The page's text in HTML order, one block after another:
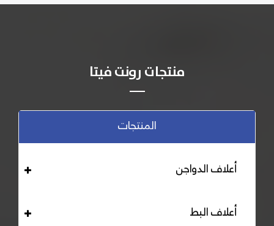
منتجات رونت فيتا
المنتجات
أعلاف الدواجن
أعلاف البط